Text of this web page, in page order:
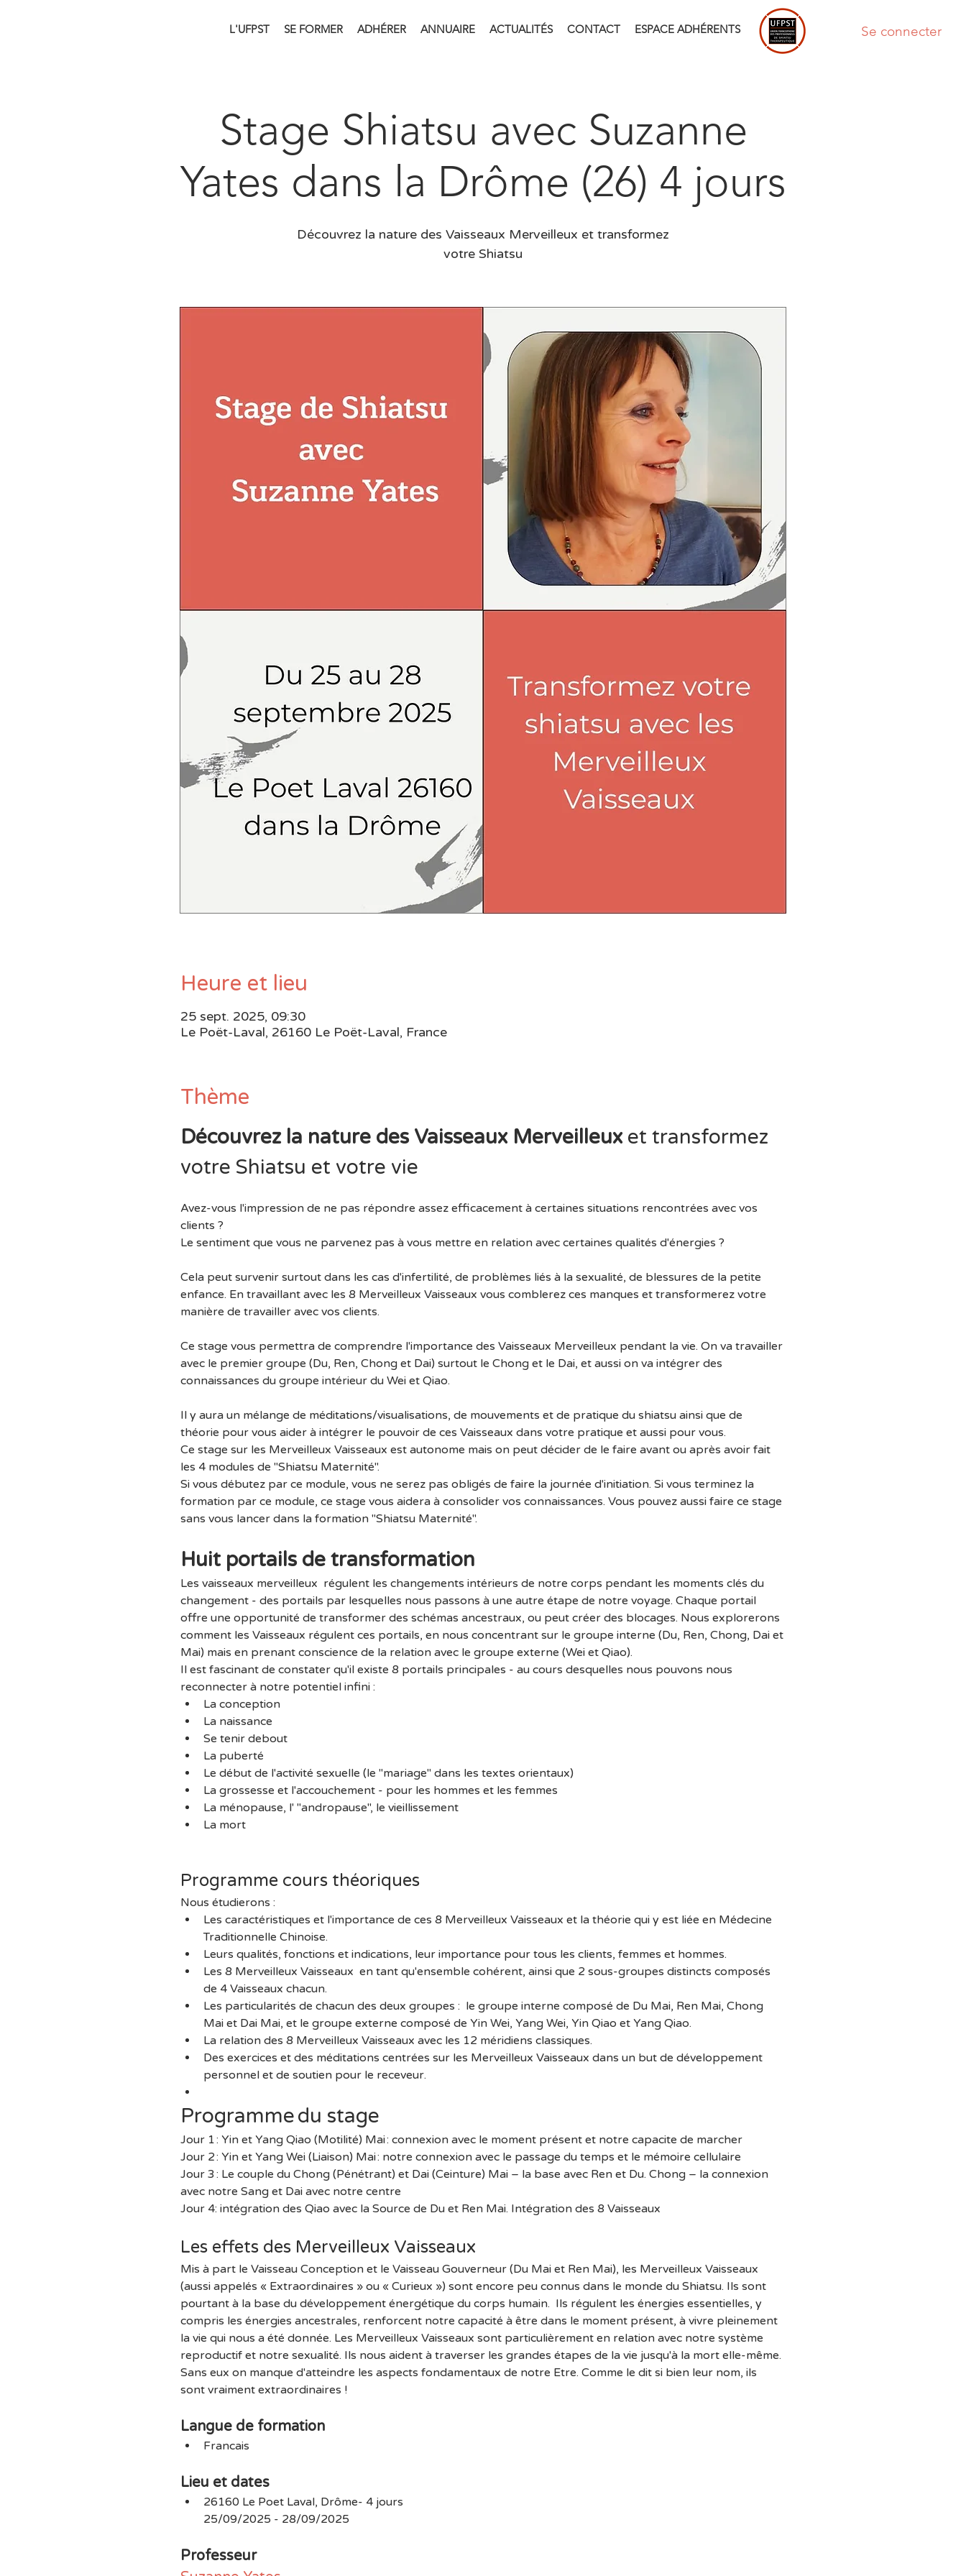
L'UFPST SE FORMER ADHÉRER ANNUAIRE ACTUALITÉS CONTACT ESPACE ADHÉRENTS Se connecter
Stage Shiatsu avec Suzanne
Yates dans la Drôme (26) 4 jours
Découvrez la nature des Vaisseaux Merveilleux et transformez
votre Shiatsu
Heure et lieu
25 sept. 2025, 09:30
Le Poët-Laval, 26160 Le Poët-Laval, France
Thème
Découvrez la nature des Vaisseaux Merveilleux et transformez
votre Shiatsu et votre vie
Avez-vous l'impression de ne pas répondre assez efficacement à certaines situations rencontrées avec vos
clients ?
Le sentiment que vous ne parvenez pas à vous mettre en relation avec certaines qualités d'énergies ?
Cela peut survenir surtout dans les cas d'infertilité, de problèmes liés à la sexualité, de blessures de la petite
enfance. En travaillant avec les 8 Merveilleux Vaisseaux vous comblerez ces manques et transformerez votre
manière de travailler avec vos clients.
Ce stage vous permettra de comprendre l'importance des Vaisseaux Merveilleux pendant la vie. On va travailler
avec le premier groupe (Du, Ren, Chong et Dai) surtout le Chong et le Dai, et aussi on va intégrer des
connaissances du groupe intérieur du Wei et Qiao.
Il y aura un mélange de méditations/visualisations, de mouvements et de pratique du shiatsu ainsi que de
théorie pour vous aider à intégrer le pouvoir de ces Vaisseaux dans votre pratique et aussi pour vous.
Ce stage sur les Merveilleux Vaisseaux est autonome mais on peut décider de le faire avant ou après avoir fait
les 4 modules de "Shiatsu Maternité".
Si vous débutez par ce module, vous ne serez pas obligés de faire la journée d'initiation. Si vous terminez la
formation par ce module, ce stage vous aidera à consolider vos connaissances. Vous pouvez aussi faire ce stage
sans vous lancer dans la formation "Shiatsu Maternité".
Huit portails de transformation
Les vaisseaux merveilleux  régulent les changements intérieurs de notre corps pendant les moments clés du
changement - des portails par lesquelles nous passons à une autre étape de notre voyage. Chaque portail
offre une opportunité de transformer des schémas ancestraux, ou peut créer des blocages. Nous explorerons
comment les Vaisseaux régulent ces portails, en nous concentrant sur le groupe interne (Du, Ren, Chong, Dai et
Mai) mais en prenant conscience de la relation avec le groupe externe (Wei et Qiao).
Il est fascinant de constater qu'il existe 8 portails principales - au cours desquelles nous pouvons nous
reconnecter à notre potentiel infini :
La conception
La naissance
Se tenir debout
La puberté
Le début de l'activité sexuelle (le "mariage" dans les textes orientaux)
La grossesse et l'accouchement - pour les hommes et les femmes
La ménopause, l' "andropause", le vieillissement
La mort
Programme cours théoriques
Nous étudierons :
Les caractéristiques et l'importance de ces 8 Merveilleux Vaisseaux et la théorie qui y est liée en Médecine
Traditionnelle Chinoise.
Leurs qualités, fonctions et indications, leur importance pour tous les clients, femmes et hommes.
Les 8 Merveilleux Vaisseaux  en tant qu'ensemble cohérent, ainsi que 2 sous-groupes distincts composés
de 4 Vaisseaux chacun.
Les particularités de chacun des deux groupes :  le groupe interne composé de Du Mai, Ren Mai, Chong
Mai et Dai Mai, et le groupe externe composé de Yin Wei, Yang Wei, Yin Qiao et Yang Qiao.
La relation des 8 Merveilleux Vaisseaux avec les 12 méridiens classiques.
Des exercices et des méditations centrées sur les Merveilleux Vaisseaux dans un but de développement
personnel et de soutien pour le receveur.
Programme du stage
Jour 1 : Yin et Yang Qiao (Motilité) Mai : connexion avec le moment présent et notre capacite de marcher
Jour 2 : Yin et Yang Wei (Liaison) Mai : notre connexion avec le passage du temps et le mémoire cellulaire
Jour 3 : Le couple du Chong (Pénétrant) et Dai (Ceinture) Mai – la base avec Ren et Du. Chong – la connexion
avec notre Sang et Dai avec notre centre
Jour 4: intégration des Qiao avec la Source de Du et Ren Mai. Intégration des 8 Vaisseaux
Les effets des Merveilleux Vaisseaux
Mis à part le Vaisseau Conception et le Vaisseau Gouverneur (Du Mai et Ren Mai), les Merveilleux Vaisseaux
(aussi appelés « Extraordinaires » ou « Curieux ») sont encore peu connus dans le monde du Shiatsu. Ils sont
pourtant à la base du développement énergétique du corps humain.  Ils régulent les énergies essentielles, y
compris les énergies ancestrales, renforcent notre capacité à être dans le moment présent, à vivre pleinement
la vie qui nous a été donnée. Les Merveilleux Vaisseaux sont particulièrement en relation avec notre système
reproductif et notre sexualité. Ils nous aident à traverser les grandes étapes de la vie jusqu'à la mort elle-même.
Sans eux on manque d'atteindre les aspects fondamentaux de notre Etre. Comme le dit si bien leur nom, ils
sont vraiment extraordinaires !
Langue de formation
Francais
Lieu et dates
26160 Le Poet Laval, Drôme- 4 jours
25/09/2025 - 28/09/2025
Professeur